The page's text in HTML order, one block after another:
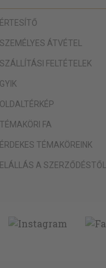
ÉRTESÍTŐ
SZEMÉLYES ÁTVÉTEL
SZÁLLÍTÁSI FELTÉTELEK
GYIK
OLDALTÉRKÉP
TÉMAKÖRI FA
ÉRDEKES TÉMAKÖREINK
ELÁLLÁS A SZERZŐDÉSTŐL